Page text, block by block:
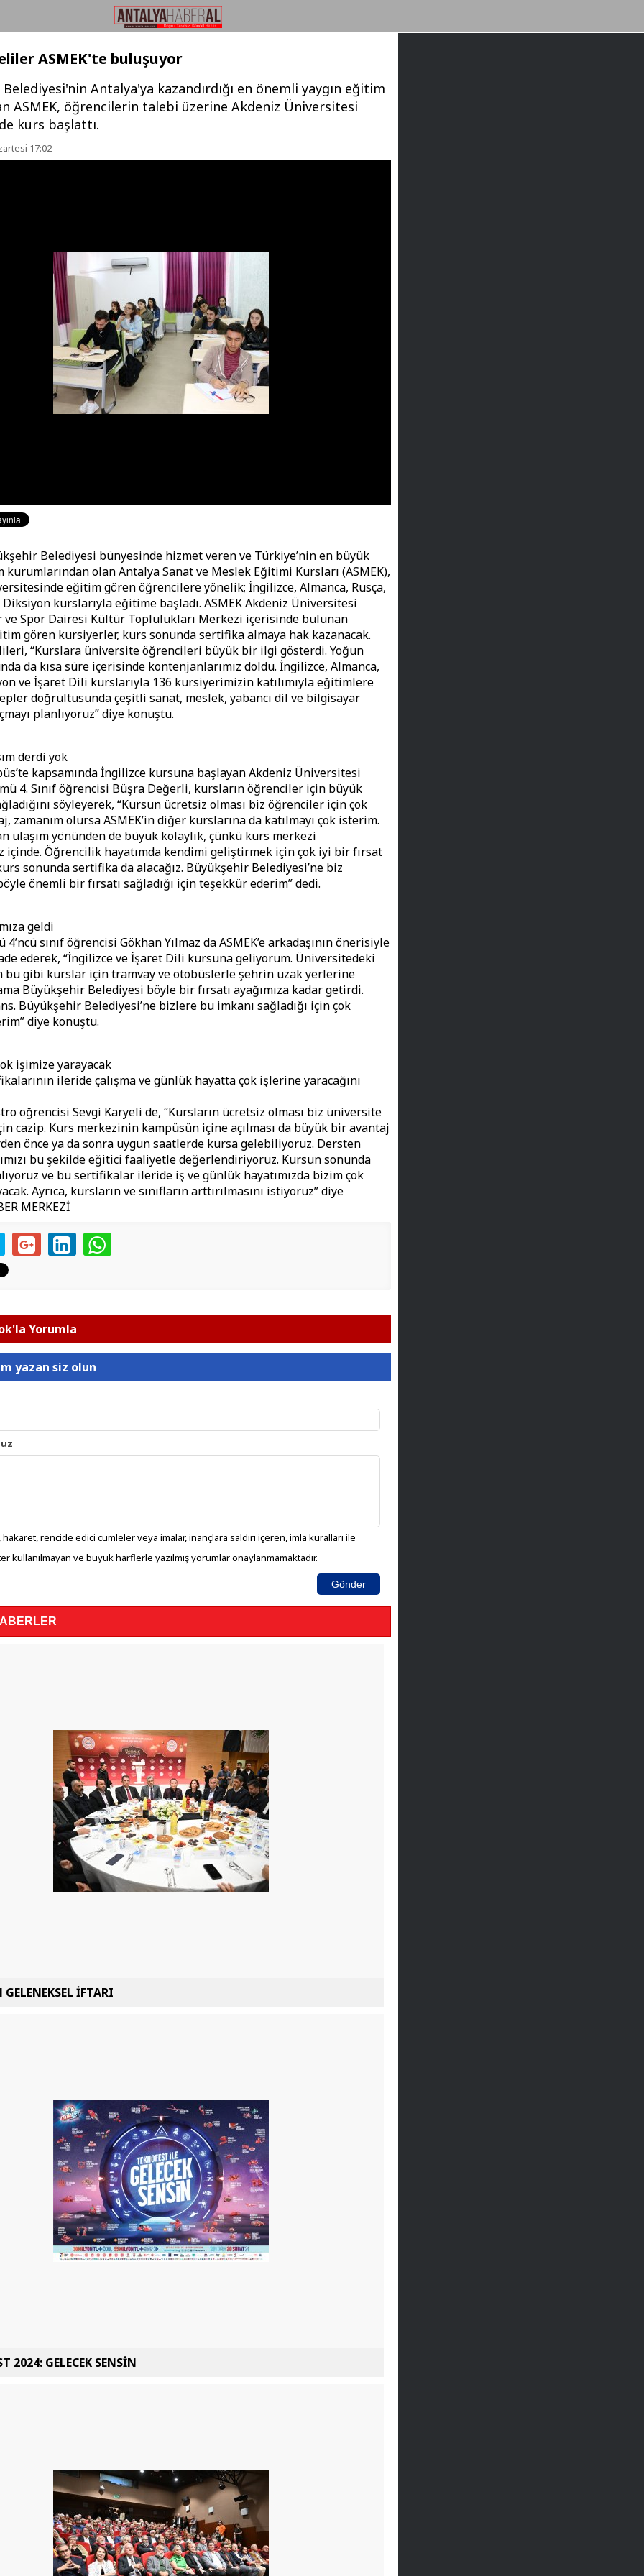
ASMEK'te buluşuyor
Antalya'ya kazandırdığı en önemli yaygın eğitim
ASMEK, öğrencilerin talebi üzerine Akdeniz Üniversitesi
kurs başlattı.
17:02
Belediyesi bünyesinde hizmet veren ve Türkiye’nin en büyük
kurumlarından olan Antalya Sanat ve Meslek Eğitimi Kursları (ASMEK),
eğitim gören öğrencilere yönelik; İngilizce, Almanca, Rusça,
kurslarıyla eğitime başladı. ASMEK Akdeniz Üniversitesi
ve Spor Dairesi Kültür Toplulukları Merkezi içerisinde bulunan
gören kursiyerler, kurs sonunda sertifika almaya hak kazanacak.
“Kurslara üniversite öğrencileri büyük bir ilgi gösterdi. Yoğun
da kısa süre içerisinde kontenjanlarımız doldu. İngilizce, Almanca,
ve İşaret Dili kurslarıyla 136 kursiyerimizin katılımıyla eğitimlere
doğrultusunda çeşitli sanat, meslek, yabancı dil ve bilgisayar
planlıyoruz” diye konuştu.
derdi yok
kapsamında İngilizce kursuna başlayan Akdeniz Üniversitesi
4. Sınıf öğrencisi Büşra Değerli, kursların öğrenciler için büyük
söyleyerek, “Kursun ücretsiz olması biz öğrenciler için çok
zamanım olursa ASMEK’in diğer kurslarına da katılmayı çok isterim.
ulaşım yönünden de büyük kolaylık, çünkü kurs merkezi
içinde. Öğrencilik hayatımda kendimi geliştirmek için çok iyi bir fırsat
sonunda sertifika da alacağız. Büyükşehir Belediyesi’ne biz
önemli bir fırsatı sağladığı için teşekkür ederim” dedi.
geldi
sınıf öğrencisi Gökhan Yılmaz da ASMEK’e arkadaşının önerisiyle
ederek, “İngilizce ve İşaret Dili kursuna geliyorum. Üniversitedeki
bu gibi kurslar için tramvay ve otobüslerle şehrin uzak yerlerine
Büyükşehir Belediyesi böyle bir fırsatı ayağımıza kadar getirdi.
Büyükşehir Belediyesi’ne bizlere bu imkanı sağladığı için çok
diye konuştu.
işimize yarayacak
ileride çalışma ve günlük hayatta çok işlerine yaracağını
öğrencisi Sevgi Karyeli de, “Kursların ücretsiz olması biz üniversite
cazip. Kurs merkezinin kampüsün içine açılması da büyük bir avantaj
önce ya da sonra uygun saatlerde kursa gelebiliyoruz. Dersten
bu şekilde eğitici faaliyetle değerlendiriyoruz. Kursun sonunda
ve bu sertifikalar ileride iş ve günlük hayatımızda bizim çok
Ayrıca, kursların ve sınıfların arttırılmasını istiyoruz” diye
MERKEZİ
Yorumla
yazan siz olun
hakaret, rencide edici cümleler veya imalar, inançlara saldırı içeren, imla kuralları ile
kullanılmayan ve büyük harflerle yazılmış yorumlar onaylanmamaktadır.
Gönder
İFTARI
2024: GELECEK SENSİN